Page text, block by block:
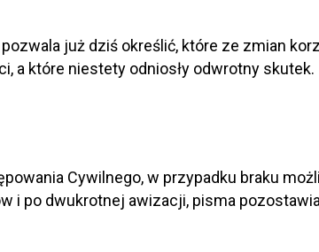
już dziś określić, które ze zmian
a które niestety odniosły odwrotny skutek.
Cywilnego, w przypadku braku
i po dwukrotnej awizacji, pisma